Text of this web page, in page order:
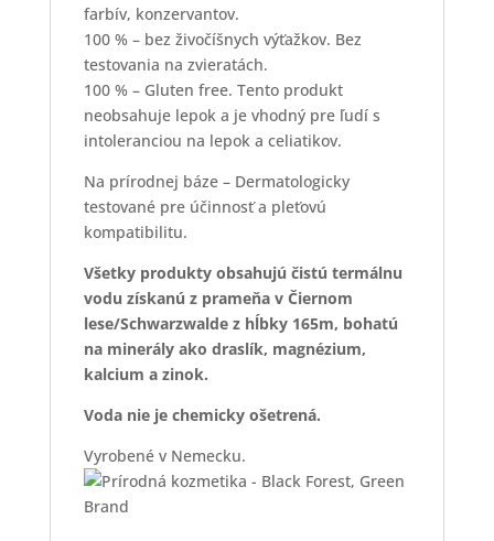
farbív, konzervantov.
100 % – bez živočíšnych výťažkov. Bez
testovania na zvieratách.
100 % – Gluten free. Tento produkt
neobsahuje lepok a je vhodný pre ľudí s
intoleranciou na lepok a celiatikov.
Na prírodnej báze – Dermatologicky
testované pre účinnosť a pleťovú
kompatibilitu.
Všetky produkty obsahujú čistú termálnu
vodu získanú z prameňa v Čiernom
lese/Schwarzwalde z hĺbky 165m, bohatú
na minerály ako draslík, magnézium,
kalcium a zinok.
Voda nie je chemicky ošetrená.
Vyrobené v Nemecku.